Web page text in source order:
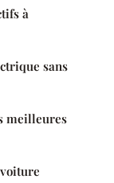
à
sans
meilleures